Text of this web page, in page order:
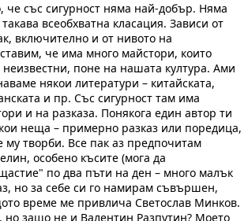
че със сигурност няма най-добър. Няма
всеобхватна класация. Зависи от
включително и от нивото на
че има много майстори, които
неизвестни, поне на нашата култура. Ами
някои литератури – китайската,
и пр. Със сигурност там има
и на разказа. Понякога един автор ти
неща – примерно разказ или поредица,
му творби. Все пак аз предпочитам
особено късите (мога да
по два пъти на ден – много малък
но за себе си го намирам съвършен,
време ме привлича Светослав Минков.
но защо не и Валентин Разпутин? Моето